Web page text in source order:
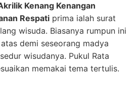
Kenang Kenangan
Respati prima ialah surat
wisuda. Biasanya rumpun ini
demi seseorang madya
wisudanya. Pukul Rata
memakai tema tertulis.